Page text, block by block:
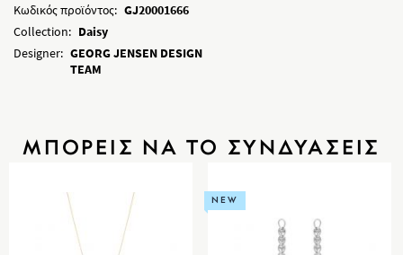
Κωδικός προϊόντος: GJ20001666
Collection: Daisy
Designer: GEORG JENSEN DESIGN
TEAM
ΜΠΟΡΕΙΣ ΝΑ ΤΟ ΣΥΝΔΥΑΣΕΙΣ
NEW